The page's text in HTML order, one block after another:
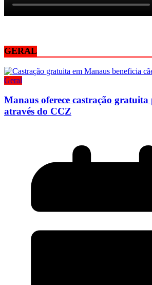
GERAL
Geral
Manaus oferece castração gratuita
através do CCZ